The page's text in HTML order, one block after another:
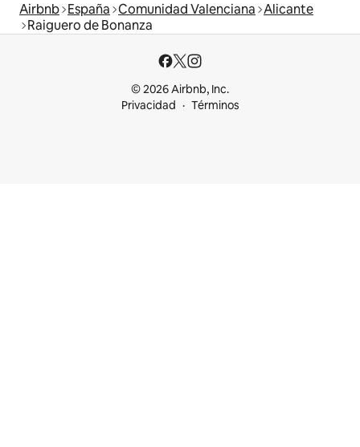
Airbnb España Comunidad Valenciana Alicante
Raiguero de Bonanza
© 2026 Airbnb, Inc.
Privacidad
Términos